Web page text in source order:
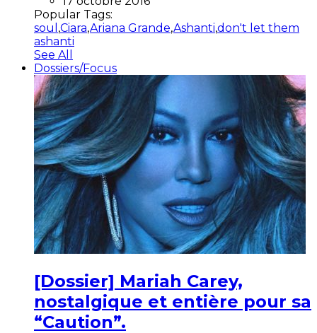
Popular Tags:
soul ,Ciara,Ariana Grande,Ashanti,don't let them
ashanti
See All
Dossiers/Focus
[Dossier] Mariah Carey,
nostalgique et entière pour sa
“Caution”.